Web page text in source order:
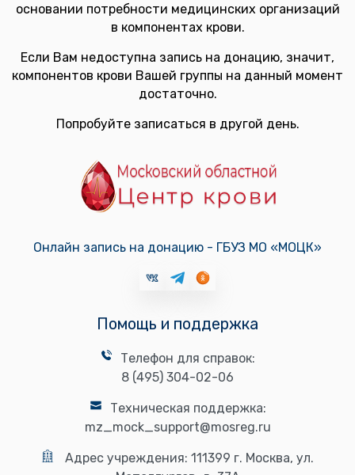
основании потребности медицинских организаций
в компонентах крови.
Если Вам недоступна запись на донацию, значит,
компонентов крови Вашей группы на данный момент
достаточно.
Попробуйте записаться в другой день.
Онлайн запись на донацию - ГБУЗ МО «МОЦК»
Помощь и поддержка
Телефон для справок:
8 (495) 304-02-06
Техническая поддержка:
mz_mock_support@mosreg.ru
Адрес учреждения: 111399 г. Москва, ул.